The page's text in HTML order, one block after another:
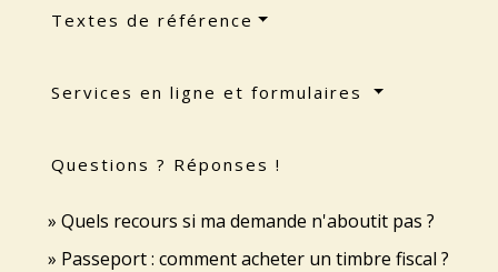
Textes de référence
Services en ligne et formulaires
Questions ? Réponses !
Quels recours si ma demande n'aboutit pas ?
Passeport : comment acheter un timbre fiscal ?